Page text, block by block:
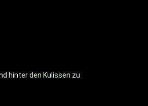
hinter den Kulissen zu